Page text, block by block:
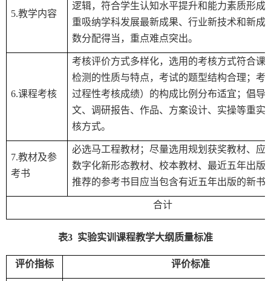
5.教学内容
逻辑，符合学生认知水平提升和能力素质形成
重吸纳学科发展最新成果、行业新技术和新成
数分配得当，重点难点突出。
6.课程考核
考核评价方式多样化，选用的考核方式符合课
检测的性质与特点，考试的题型结构合理；考
过程性考核成绩）的构成比例分布适宜；倡导
文、调研报告、作品、方案设计、实操等重实
核方式。
7.教材及参
考书
必选马工程教材；尽量选用规划获奖教材、应
数字化新形态教材、校本教材、最近五年出版
推荐的参考书目应当包含有近五年出版的新书
合计
表3 实验实训课程教学大纲质量标准
评价指标 评价标准